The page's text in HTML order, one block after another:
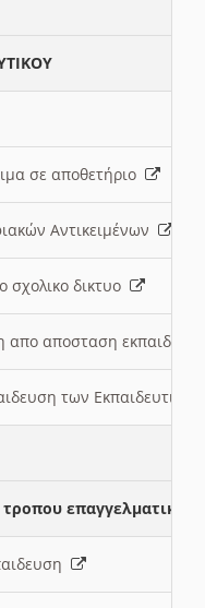
σε αποθετήριο
Αντικειμένων
σχολικο δικτυο
απο αποσταση
των